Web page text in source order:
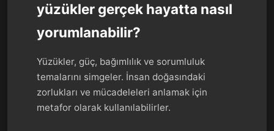
yüzükler gerçek hayatta nasıl
yorumlanabilir?
Yüzükler, güç, bağımlılık ve sorumluluk
temalarını simgeler. İnsan doğasındaki
zorlukları ve mücadeleleri anlamak için
metafor olarak kullanılabilirler.